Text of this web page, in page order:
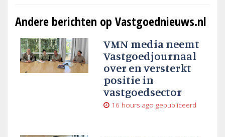
Andere berichten op Vastgoednieuws.nl
VMN media neemt
Vastgoedjournaal
over en versterkt
positie in
vastgoedsector
16 hours ago gepubliceerd